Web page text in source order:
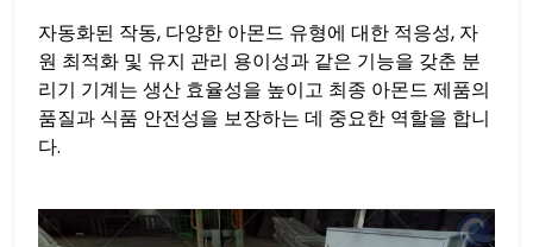
자동화된 작동, 다양한 아몬드 유형에 대한 적응성, 자
원 최적화 및 유지 관리 용이성과 같은 기능을 갖춘 분
리기 기계는 생산 효율성을 높이고 최종 아몬드 제품의
품질과 식품 안전성을 보장하는 데 중요한 역할을 합니
다.